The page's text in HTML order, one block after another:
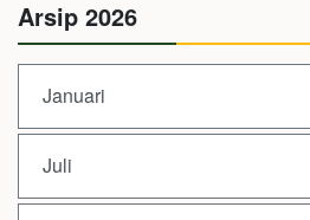
Arsip 2026
Januari
Juli